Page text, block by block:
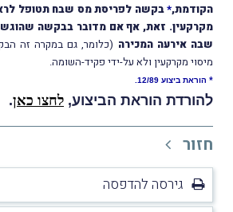
הקודמת,*בקשה לפריסת מס שבח תטופל
מקרקעין. זאת, אף אם מדובר בבקשה
שבה אירעה המכירה (כלומר, גם במקרה זה
מיסוי מקרקעין ולא על-ידי פקיד-השומה.
* הוראת ביצוע 12/89.
להורדת הוראת הביצוע, לחצו כאן.
חזור
גירסה להדפסה